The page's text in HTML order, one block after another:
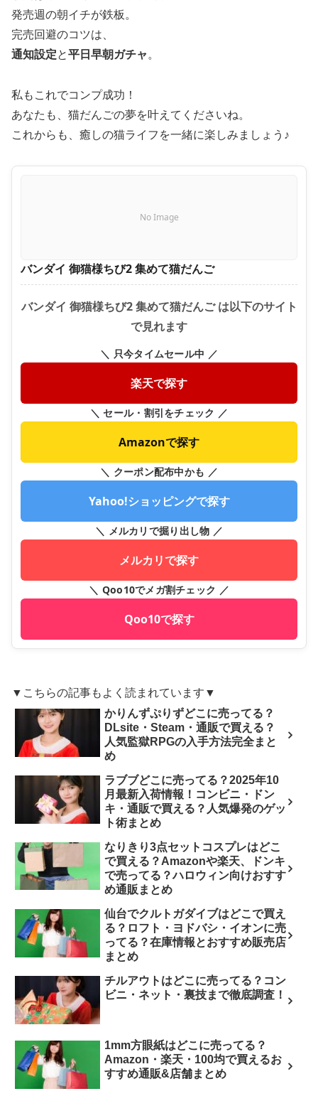
発売週の朝イチが鉄板。
完売回避のコツは、
通知設定と平日早朝ガチャ 。
私もこれでコンプ成功！
あなたも、猫だんごの夢を叶えてくださいね。
これからも、癒しの猫ライフを一緒に楽しみましょう♪
No Image
バンダイ 御猫様ちび2 集めて猫だんご
バンダイ 御猫様ちび2 集めて猫だんご は以下のサイト
で見れます
＼ 只今タイムセール中 ／
楽天で探す
＼ セール・割引をチェック ／
Amazonで探す
＼ クーポン配布中かも ／
Yahoo!ショッピングで探す
＼ メルカリで掘り出し物 ／
メルカリで探す
＼ Qoo10でメガ割チェック ／
Qoo10で探す
▼こちらの記事もよく読まれています▼
かりんずぷりずどこに売ってる？
DLsite・Steam・通販で買える？
人気監獄RPGの入手方法完全まと
め
ラブブどこに売ってる？2025年10
月最新入荷情報！コンビニ・ドン
キ・通販で買える？人気爆発のゲッ
ト術まとめ
なりきり3点セットコスプレはどこ
で買える？Amazonや楽天、ドンキ
で売ってる？ハロウィン向けおすす
め通販まとめ
仙台でクルトガダイブはどこで買え
る？ロフト・ヨドバシ・イオンに売
ってる？在庫情報とおすすめ販売店
まとめ
チルアウトはどこに売ってる？コン
ビニ・ネット・裏技まで徹底調査！
1mm方眼紙はどこに売ってる？
Amazon・楽天・100均で買えるお
すすめ通販&店舗まとめ